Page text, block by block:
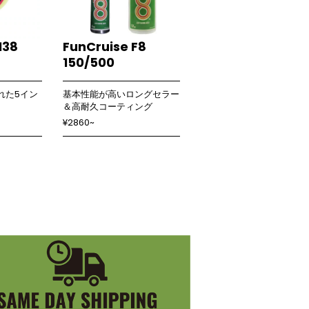
た5イン
FunCruise F8
150/500
基本性能が高いロングセラー
＆高耐久コーティング
¥2860~